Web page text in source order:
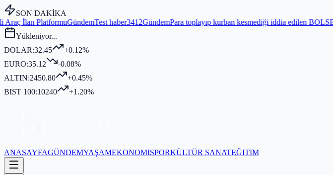
SON DAKİKA
GündemTest haber3412GündemPara toplayıp kurban kesmediği iddia edilen BOLSEV bu yıl bağış
Yükleniyor...
DOLAR:32.45
+0.12%
EURO:35.12
-0.08%
ALTIN:2450.80
+0.45%
BIST 100:10240 +1.20%
ANASAYFAGÜNDEMYAŞAMEKONOMISPORKÜLTÜR SANATEĞITIM